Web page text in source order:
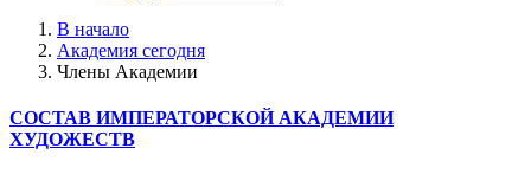
В начало
Академия сегодня
Члены Академии
СОСТАВ ИМПЕРАТОРСКОЙ АКАДЕМИИ
ХУДОЖЕСТВ